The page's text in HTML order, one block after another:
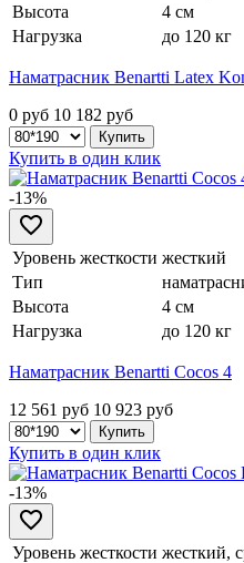
Высота
4 см
Нагрузка
до 120 кг
Наматрасник Benartti Latex
0 руб 10 182 руб
Купить в один клик
-13%
Уровень жесткости жесткий
Тип
Высота
4 см
Нагрузка
до 120 кг
Наматрасник Benartti Cocos 4
12 561 руб 10 923 руб
Купить в один клик
-13%
Уровень жесткости жесткий,